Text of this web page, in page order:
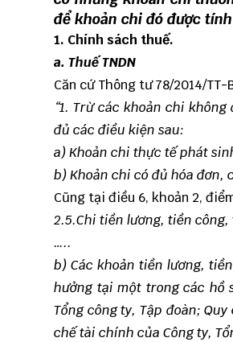
để khoản chi đó được
1. Chính sách thuế.
a. Thuế TNDN
Căn cứ Thông tư 78/2014/
“1. Trừ các khoản chi
đủ các điều kiện sau:
a) Khoản chi thực tế phát
b) Khoản chi có đủ hóa đơn,
Cũng tại điều 6, khoản 2,
2.5.Chi tiền lương, tiền
…..
b) Các khoản tiền lương,
hưởng tại một trong các hồ
Tổng công ty, Tập đoàn;
chế tài chính của Công ty,